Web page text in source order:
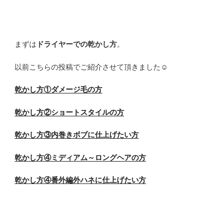
まずは ドライヤーでの乾かし方。
以前こちらの投稿でご紹介させて頂きました☺️
乾かし方①ダメージ毛の方
乾かし方②ショートスタイルの方
乾かし方③内巻きボブに仕上げたい方
乾かし方④ミディアム～ロングヘアの方
乾かし方④番外編外ハネに仕上げたい方